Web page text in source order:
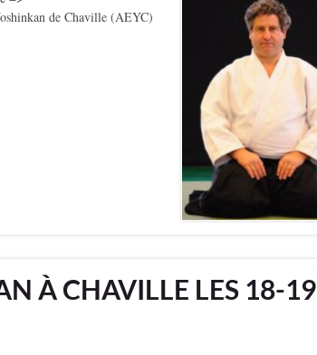
de Chaville (AEYC)
À CHAVILLE LES 18-19